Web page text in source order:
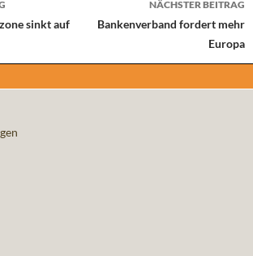
sinkt auf
NÄCHSTER BEITRAG
Bankenverband fordert mehr
Europa